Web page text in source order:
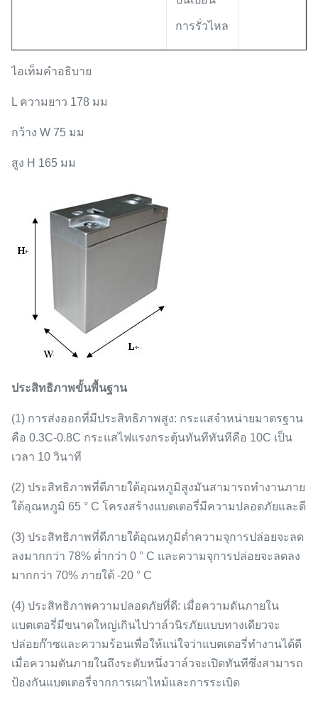
การรั่วไหล
ไอเท็มคำอธิบาย
L ความยาว 178 มม
กว้าง W 75 มม
สูง H 165 มม
ประสิทธิภาพขั้นพื้นฐาน
(1) การส่งออกที่มีประสิทธิภาพสูง: กระแสจำหน่ายมาตรฐาน
คือ 0.3C-0.8C กระแสไฟแรงกระตุ้นทันทีทันทีคือ 10C เป็น
เวลา 10 วินาที
(2) ประสิทธิภาพที่ดีภายใต้อุณหภูมิสูงมันสามารถทำงานภาย
ใต้อุณหภูมิ 65 ° C โครงสร้างแบตเตอรี่มีความปลอดภัยและดี
(3) ประสิทธิภาพที่ดีภายใต้อุณหภูมิต่ำความจุการปล่อยจะลด
ลงมากกว่า 78% ต่ำกว่า 0 ° C และความจุการปล่อยจะลดลง
มากกว่า 70% ภายใต้ -20 ° C
(4) ประสิทธิภาพความปลอดภัยที่ดี: เมื่อความดันภายใน
แบตเตอรี่มีขนาดใหญ่เกินไปวาล์วนิรภัยแบบทางเดียวจะ
ปล่อยก๊าซและความร้อนเพื่อให้แน่ใจว่าแบตเตอรี่ทำงานได้ดี
เมื่อความดันภายในถึงระดับหนึ่งวาล์วจะเปิดทันทีซึ่งสามารถ
ป้องกันแบตเตอรี่จากการเผาไหม้และการระเบิด